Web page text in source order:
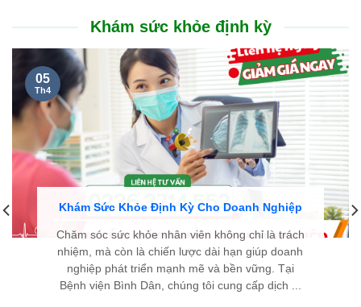
Khám sức khỏe định kỳ
Khám Sức Khỏe Định Kỳ Cho Doanh Nghiệp
Chăm sóc sức khỏe nhân viên không chỉ là trách
nhiệm, mà còn là chiến lược dài hạn giúp doanh
nghiệp phát triển mạnh mẽ và bền vững. Tại
Bệnh viện Bình Dân, chúng tôi cung cấp dịch ...
05
Th4